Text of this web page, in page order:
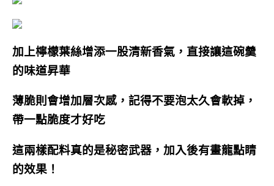
加上檸檬葉絲增添一股清新香氣，直接讓這碗羹
的味道昇華
薄脆則會增加層次感，記得不要泡太久會軟掉，
帶一點脆度才好吃
這兩樣配料真的是秘密武器，加入後有畫龍點睛
的效果 ！